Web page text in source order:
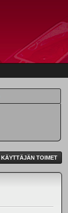
KÄYTTÄJÄN TOIMET